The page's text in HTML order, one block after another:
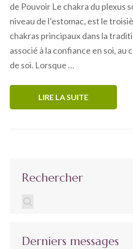
de Pouvoir Le chakra du plexus
niveau de l’estomac, est le
chakras principaux dans la
associé à la confiance en soi, au
de soi. Lorsque …
LIRE LA SUITE
Rechercher
Derniers messages